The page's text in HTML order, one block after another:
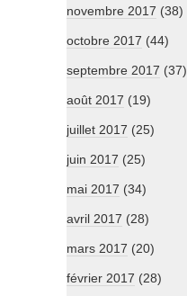
novembre 2017 (38)
octobre 2017 (44)
septembre 2017 (37)
août 2017 (19)
juillet 2017 (25)
juin 2017 (25)
mai 2017 (34)
avril 2017 (28)
mars 2017 (20)
février 2017 (28)